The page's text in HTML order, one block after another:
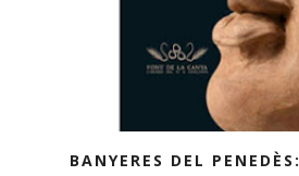
BANYERES DEL PENEDÈS: